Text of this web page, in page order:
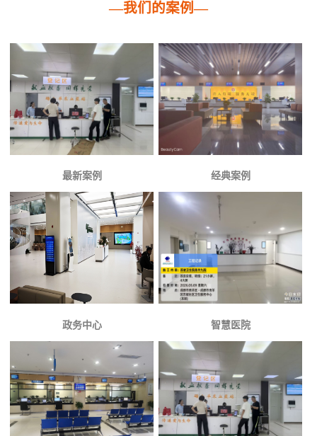
—我们的案例—
最新案例 经典案例
政务中心 智慧医院